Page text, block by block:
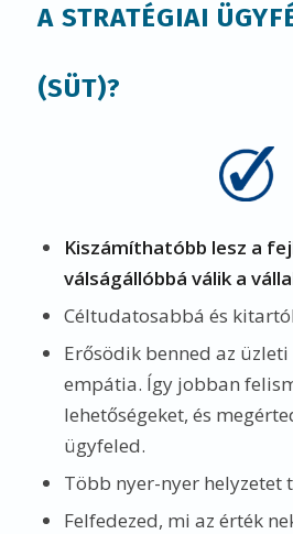
A STRATÉGIAI
(SÜT)?
Kiszámíthatóbb lesz a
válságállóbbá válik a
Céltudatosabbá és
Erősödik benned az
empátia. Így jobban
lehetőségeket, és
ügyfeled.
Több nyer-nyer helyzetet
Felfedezed, mi az érték